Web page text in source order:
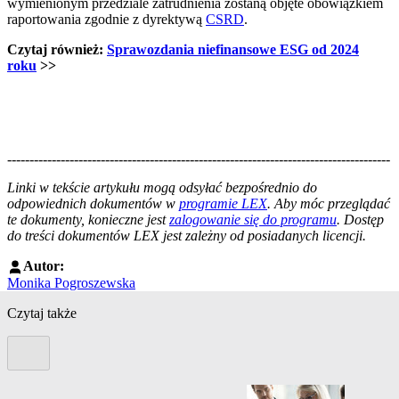
raportowania zgodnie z dyrektywą CSRD.
Czytaj również: Sprawozdania niefinansowe ESG od 2024
roku >>
--------------------------------------------------------------------------------------
Linki w tekście artykułu mogą odsyłać bezpośrednio do
odpowiednich dokumentów w programie LEX. Aby móc przeglądać
te dokumenty, konieczne jestzalogowanie się do programu. Dostęp
do treści dokumentów LEX jest zależny od posiadanych licencji.
Autor:
Monika Pogroszewska
Czytaj także